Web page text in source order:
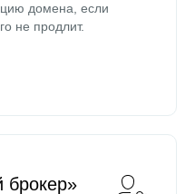
домена, если
не продлит.
брокер»